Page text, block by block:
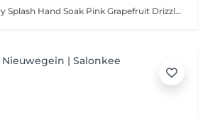
handbad: Red Berry Splash Hand Soak Pink Grapefruit Drizzle Hygiene Spray Mulberry & Pomegranate Sorbet Hand Scrub In vorm vijlen van de nagels Verzorgen van de nagelriemen Wild Berry Butter Hand Mask Cranberry Sensation Hand Treatment Massage Nagelriemolie Handcrème Nagelplaat glans of gellac (exclusief gellac verwijderen 5,-)